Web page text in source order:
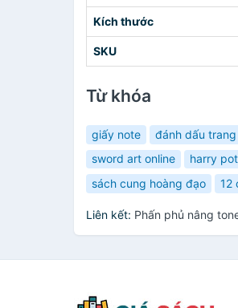
Kích thước
SKU
Từ khóa
giấy note đánh dấu trang
sword art online
harry
sách cung hoàng đạo
12
Liên kết: Phấn phủ nâng